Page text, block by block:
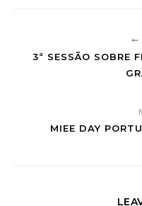
3ª SESSÃO SOBRE
MIEE DAY